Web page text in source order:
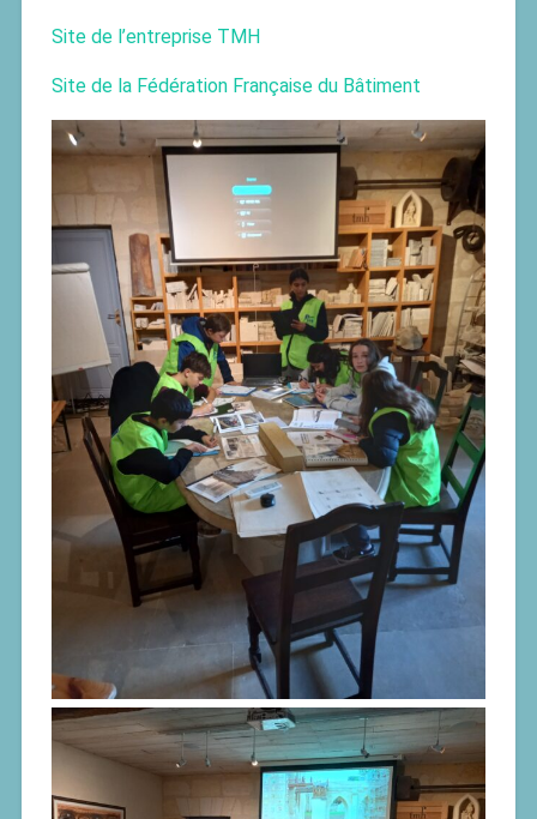
Site de l’entreprise TMH
Site de la Fédération Française du Bâtiment